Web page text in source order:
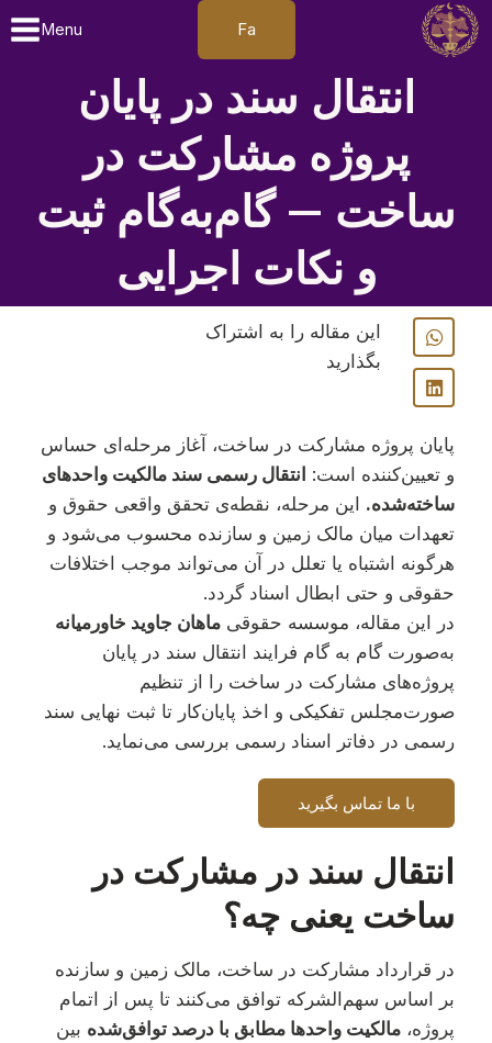
Fa
Menu
انتقال سند در پایان
پروژه مشارکت در
ساخت — گام‌به‌گام ثبت
و نکات اجرایی
این مقاله را به اشتراک
بگذارید
پایان پروژه مشارکت در ساخت، آغاز مرحله‌ای حساس
و تعیین‌کننده است: انتقال رسمی سند مالکیت واحدهای
ساخته‌شده. این مرحله، نقطه‌ی تحقق واقعی حقوق و
تعهدات میان مالک زمین و سازنده محسوب می‌شود و
هرگونه اشتباه یا تعلل در آن می‌تواند موجب اختلافات
حقوقی و حتی ابطال اسناد گردد.
در این مقاله، موسسه حقوقی ماهان جاوید خاورمیانه
به‌صورت گام‌ به‌ گام فرایند انتقال سند در پایان
پروژه‌های مشارکت در ساخت را از تنظیم
صورت‌مجلس تفکیکی و اخذ پایان‌کار تا ثبت نهایی سند
رسمی در دفاتر اسناد رسمی بررسی می‌نماید.
با ما تماس بگیرید
انتقال سند در مشارکت در
ساخت یعنی چه؟
در قرارداد مشارکت در ساخت، مالک زمین و سازنده
بر اساس سهم‌الشرکه توافق می‌کنند تا پس از اتمام
پروژه، مالکیت واحدها مطابق با درصد توافق‌شده بین